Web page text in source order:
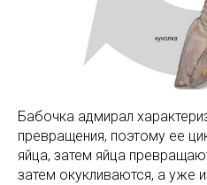
Бабочка адмирал
превращения, поэтому ее
яйца, затем яйца
затем окукливаются, а уже